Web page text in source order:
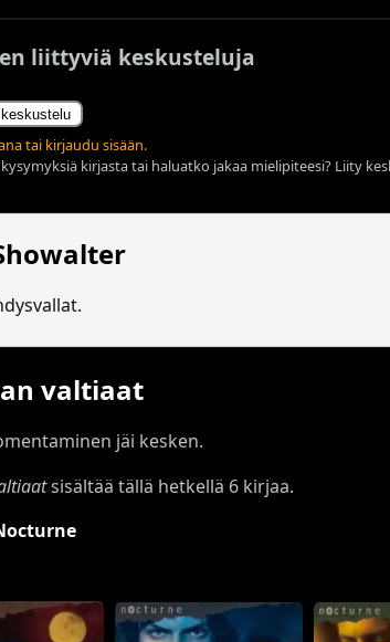
liittyviä keskusteluja
tai kirjaudu sisään.
kirjasta tai haluatko jakaa mielipiteesi? Liity
valtiaat
jäi kesken.
sisältää tällä hetkellä 6 kirjaa.